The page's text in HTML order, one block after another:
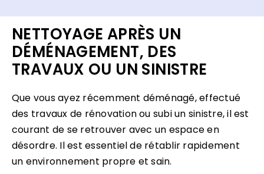
NETTOYAGE APRÈS UN
DÉMÉNAGEMENT, DES
TRAVAUX OU UN SINISTRE
Que vous ayez récemment déménagé, effectué
des travaux de rénovation ou subi un sinistre, il est
courant de se retrouver avec un espace en
désordre. Il est essentiel de rétablir rapidement
un environnement propre et sain.